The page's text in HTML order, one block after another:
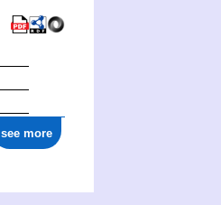
see more